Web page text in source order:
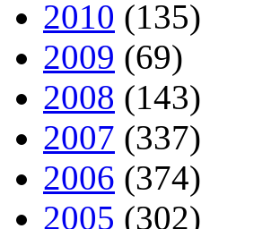
2010 (135)
2009 (69)
2008 (143)
2007 (337)
2006 (374)
2005 (302)